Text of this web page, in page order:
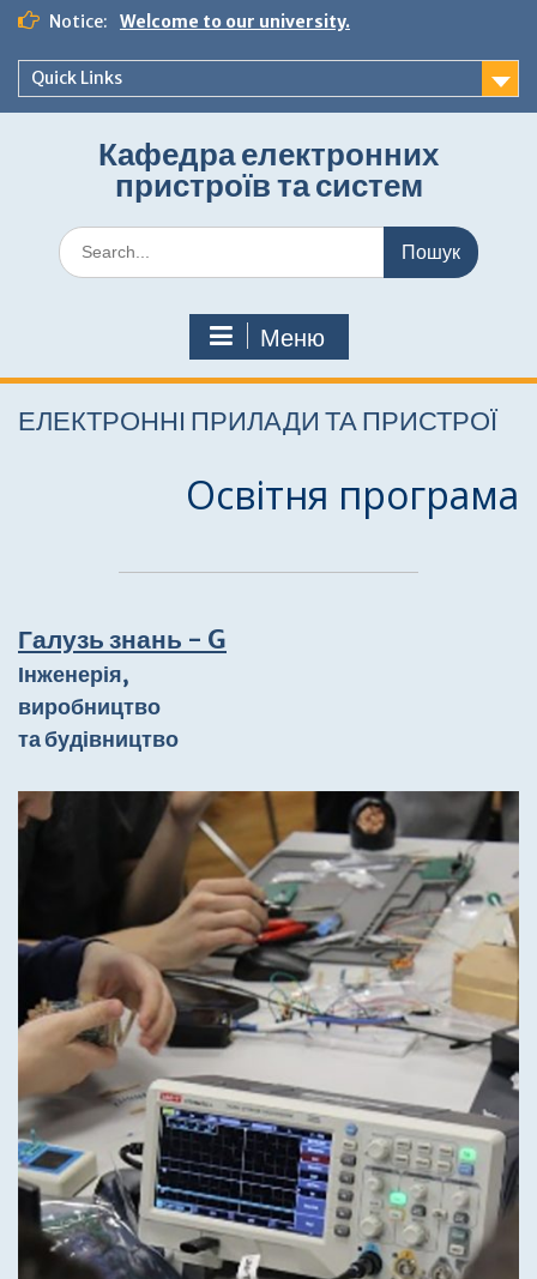
Перейти
вмісту
Notice: Welcome to our university.
Quick Links
Кафедра електронних
пристроїв та систем
Шукати:
Меню
ЕЛЕКТРОННІ ПРИЛАДИ ТА ПРИСТРОЇ
Освітня програма
Галузь знань - G
Інженерія,
виробництво
та будівництво